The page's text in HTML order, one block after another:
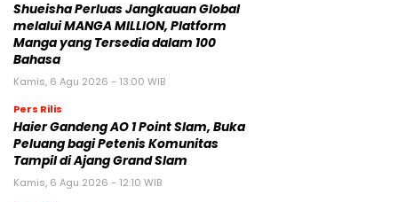
Shueisha Perluas Jangkauan Global
melalui MANGA MILLION, Platform
Manga yang Tersedia dalam 100
Bahasa
Kamis, 6 Agu 2026 - 13:00 WIB
Pers Rilis
Haier Gandeng AO 1 Point Slam, Buka
Peluang bagi Petenis Komunitas
Tampil di Ajang Grand Slam
Kamis, 6 Agu 2026 - 12:10 WIB